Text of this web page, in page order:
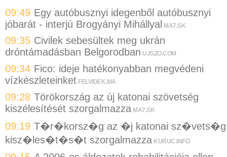
09:49 Egy autóbusznyi idegenből autóbusznyi
jóbarát - interjú Brogyányi Mihállyal MA7.SK
09:35 Civilek sebesültek meg ukrán
dróntámadásban Belgorodban UJSZO.COM
09:34 Fico: ideje hatékonyabban megvédeni
vízkészleteinket FELVIDEK.MA
09:28 Törökország az új katonai szövetség
kiszélesítését szorgalmazza MA7.SK
09:19 T�r�korsz�g az �j katonai sz�vets�g
kisz�les�t�s�t szorgalmazza KURUC.INFO